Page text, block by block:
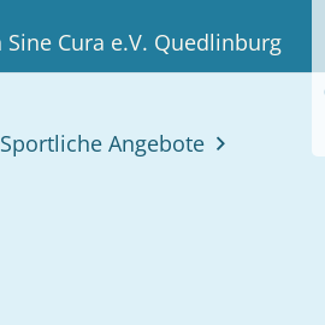
Sportliche Angebote